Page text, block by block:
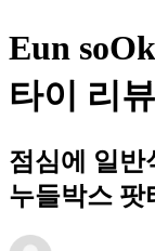
Eun
타이 리뷰
점심에 일반
누들박스 팟